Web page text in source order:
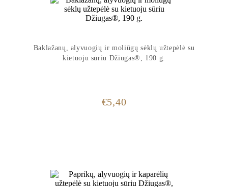
Baklažanų, alyvuogių ir moliūgų sėklų užtepėlė su
kietuoju sūriu Džiugas®, 190 g.
€5,40